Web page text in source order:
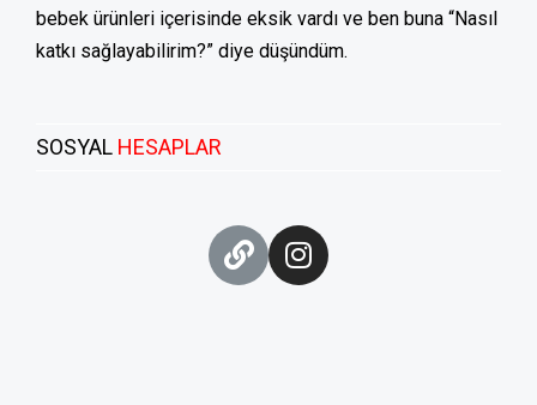
bebek ürünleri içerisinde eksik vardı ve ben buna “Nasıl
katkı sağlayabilirim?” diye düşündüm.
SOSYAL HESAPLAR